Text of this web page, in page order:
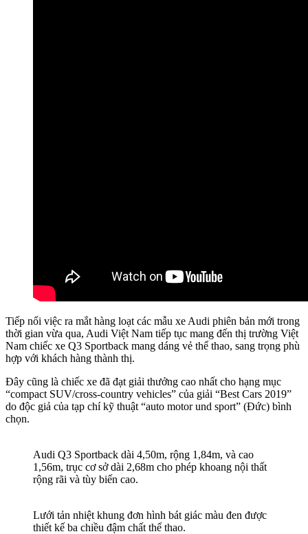
Tiếp nối việc ra mắt hàng loạt các mẫu xe Audi phiên bản mới trong
thời gian vừa qua, Audi Việt Nam tiếp tục mang đến thị trường Việt
Nam chiếc xe Q3 Sportback mang dáng vẻ thể thao, sang trọng phù
hợp với khách hàng thành thị.
Đây cũng là chiếc xe đã đạt giải thưởng cao nhất cho hạng mục
“compact SUV/cross-country vehicles” của giải “Best Cars 2019”
do độc giả của tạp chí kỹ thuật “auto motor und sport” (Đức) bình
chọn.
Audi Q3 Sportback dài 4,50m, rộng 1,84m, và cao
1,56m, trục cơ sở dài 2,68m cho phép khoang nội thất
rộng rãi và tùy biến cao.
Lưới tản nhiệt khung đơn hình bát giác màu đen được
thiết kế ba chiều đậm chất thể thao.